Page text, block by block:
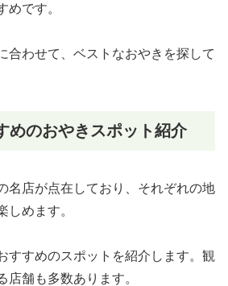
めです。
合わせて、ベストなおやきを探して
めのおやきスポット紹介
名店が点在しており、それぞれの地
しめます。
すすめのスポットを紹介します。観
店舗も多数あります。